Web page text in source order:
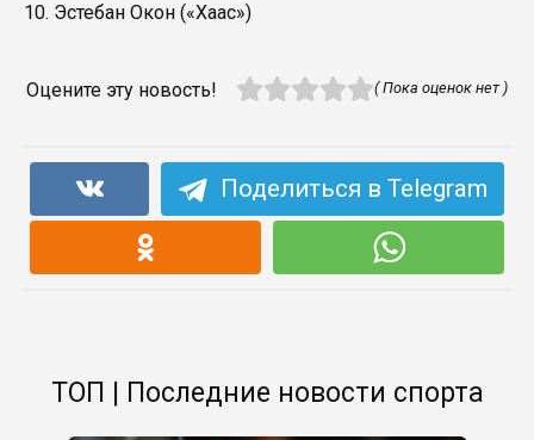
10. Эстебан Окон («Хаас»)
Оцените эту новость! ( Пока оценок нет )
Поделиться в Telegram
ТОП | Последние новости спорта